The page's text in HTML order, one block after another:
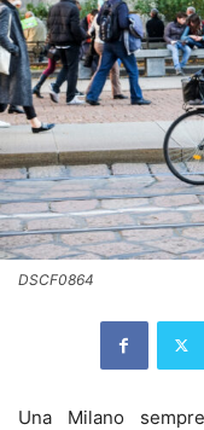
DSCF0864
Una Milano